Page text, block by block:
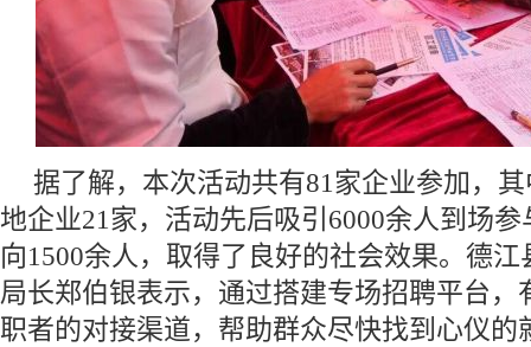
据了解，本次活动共有81家企业参加，
地企业21家，活动先后吸引6000余人到场
向1500余人，取得了良好的社会效果。德
局长郑伯银表示，通过搭建专场招聘平台，
职者的对接渠道，帮助群众尽快找到心仪的